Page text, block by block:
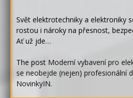
Svět elektrotechniky a elektroniky
rostou i nároky na přesnost,
Ať už jde…
The post Moderní vybavení pro
se neobejde (nejen) profesionální
NovinkyIN.